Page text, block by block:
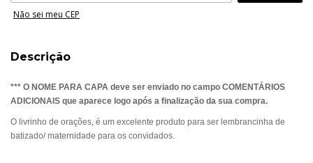
Não sei meu CEP
Descrição
*** O NOME PARA CAPA deve ser enviado no campo COMENTÁRIOS
ADICIONAIS que aparece logo após a finalização da sua compra.
O livrinho de orações, é um excelente produto para ser lembrancinha de
batizado/ maternidade para os convidados.